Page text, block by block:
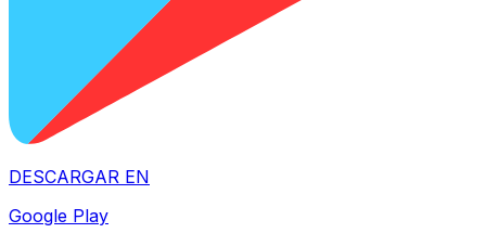
DESCARGAR EN
Google Play